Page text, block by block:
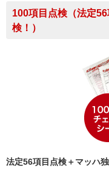
100項目点検（法定
検！）
法定56項目点検＋マッハ